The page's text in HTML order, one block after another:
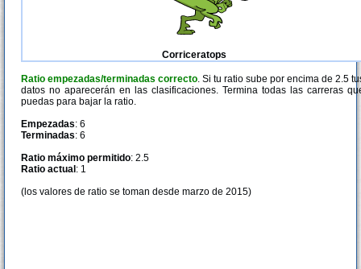
Corriceratops
Ratio empezadas/terminadas correcto. Si tu ratio sube por encima de 2.5
datos no aparecerán en las clasificaciones. Termina todas las carreras
puedas para bajar la ratio.
Empezadas: 6
Terminadas: 6
Ratio máximo permitido: 2.5
Ratio actual : 1
(los valores de ratio se toman desde marzo de 2015)